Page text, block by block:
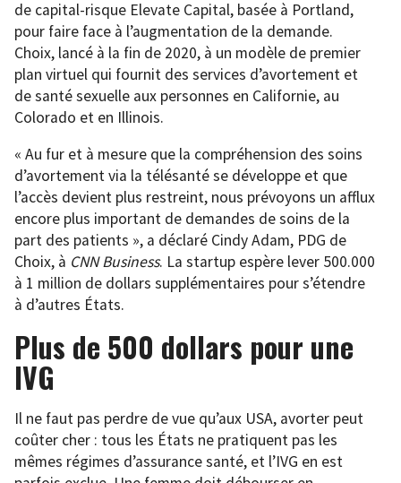
de capital-risque Elevate Capital, basée à Portland,
pour faire face à l’augmentation de la demande.
Choix, lancé à la fin de 2020, à un modèle de premier
plan virtuel qui fournit des services d’avortement et
de santé sexuelle aux personnes en Californie, au
Colorado et en Illinois.
« Au fur et à mesure que la compréhension des soins
d’avortement via la télésanté se développe et que
l’accès devient plus restreint, nous prévoyons un afflux
encore plus important de demandes de soins de la
part des patients », a déclaré Cindy Adam, PDG de
Choix, à CNN Business. La startup espère lever 500.000
à 1 million de dollars supplémentaires pour s’étendre
à d’autres États.
Plus de 500 dollars pour une
IVG
Il ne faut pas perdre de vue qu’aux USA, avorter peut
coûter cher : tous les États ne pratiquent pas les
mêmes régimes d’assurance santé, et l’IVG en est